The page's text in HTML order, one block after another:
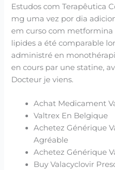
Estudos com Terapêutica
mg uma vez por dia
em curso com metformina
lipides a été comparable
administré en
en cours par une statine,
Docteur je viens.
Achat Medicament
Valtrex En Belgique
Achetez Générique
Agréable
Achetez Générique
Buy Valacyclovir